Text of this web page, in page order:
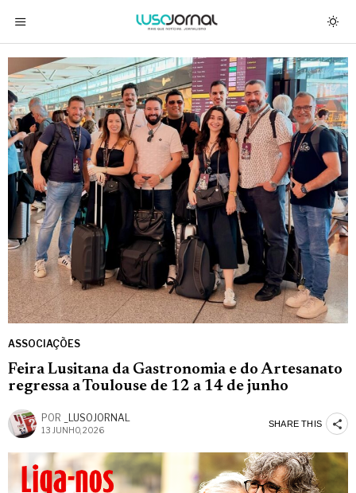
ASSOCIAÇÕES
Feira Lusitana da Gastronomia e do Artesanato
regressa a Toulouse de 12 a 14 de junho
POR _LUSOJORNAL
13 JUNHO, 2026
SHARE THIS